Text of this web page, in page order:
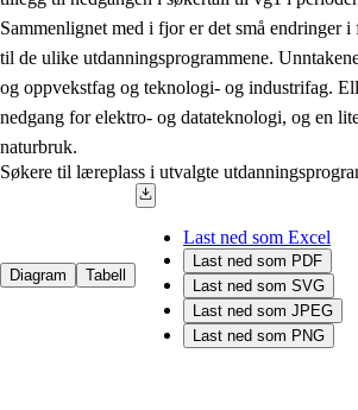
Sammenlignet med i fjor er det små endringer
til de ulike utdanningsprogrammene.
og oppvekstfag og teknologi- og industrifag.
nedgang for elektro- og datateknologi, og en
naturbruk.
Søkere til læreplass i utvalgte
Diagram Tabell
Last ned som Excel
Last ned som PDF
Last ned som SVG
Last ned som JPEG
Last ned som PNG